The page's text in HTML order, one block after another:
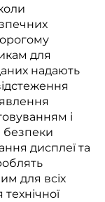
для
надають
і
безпеки
дисплеї та
для всіх